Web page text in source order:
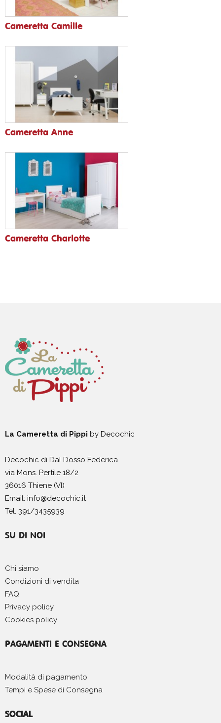
Cameretta Camille
Cameretta Anne
Cameretta Charlotte
La Cameretta di Pippi by Decochic
Decochic di Dal Dosso Federica
via Mons. Pertile 18/2
36016 Thiene (VI)
Email: info@decochic.it
Tel. 391/3435939
SU DI NOI
Chi siamo
Condizioni di vendita
FAQ
Privacy policy
Cookies policy
PAGAMENTI E CONSEGNA
Modalità di pagamento
Tempi e Spese di Consegna
SOCIAL